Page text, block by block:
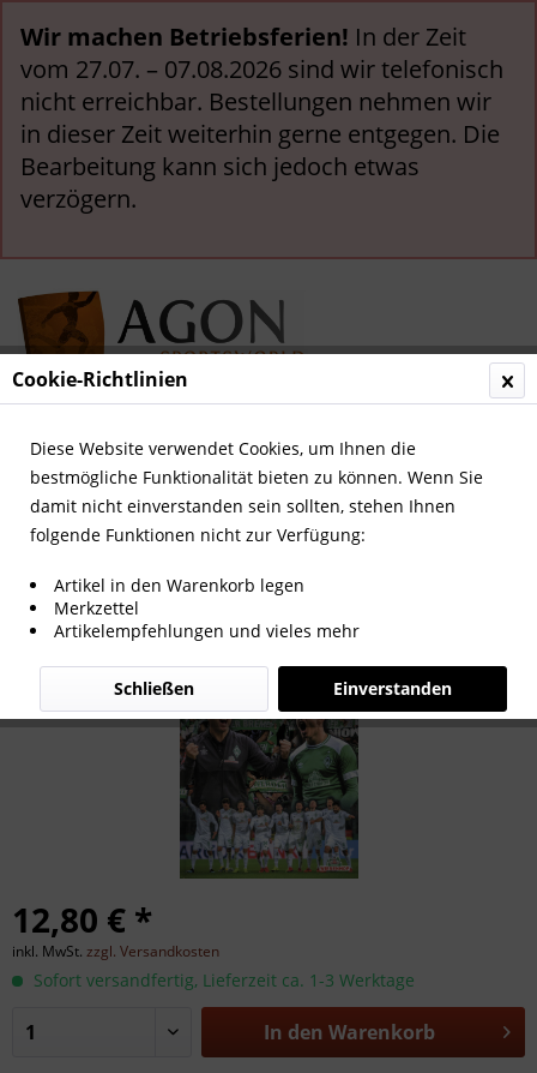
Wir machen Betriebsferien! In der Zeit
vom 27.07. – 07.08.2026 sind wir telefonisch
nicht erreichbar. Bestellungen nehmen wir
in dieser Zeit weiterhin gerne entgegen. Die
Bearbeitung kann sich jedoch etwas
verzögern.
Menü
Übersicht Bremen, Werder
12,80 € *
inkl. MwSt. zzgl. Versandkosten
Sofort versandfertig, Lieferzeit ca. 1-3 Werktage
In den Warenkorb
Cookie-Richtlinien
Diese Website verwendet Cookies, um Ihnen die
bestmögliche Funktionalität bieten zu können. Wenn Sie
damit nicht einverstanden sein sollten, stehen Ihnen
folgende Funktionen nicht zur Verfügung:
Artikel in den Warenkorb legen
Merkzettel
Artikelempfehlungen und vieles mehr
Einverstanden
Schließen